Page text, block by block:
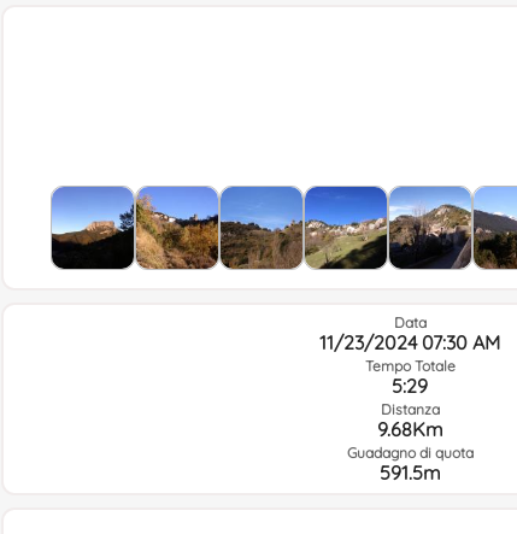
Data
11/23/2024 07:30 AM
Tempo Totale
5:29
Distanza
9.68Km
Guadagno di quota
591.5m